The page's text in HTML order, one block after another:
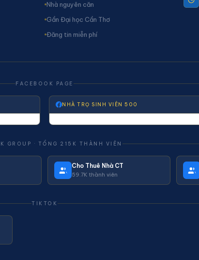
Nhà nguyên căn
Gần Đại học Cần Thơ
Đăng tin miễn phí
FACEBOOK PAGE
NHÀ TRỌ SINH VIÊN 500
GROUP · TỔNG 215K THÀNH VIÊN
Cho Thuê Nhà CT
59.7K thành viên
TIKTOK